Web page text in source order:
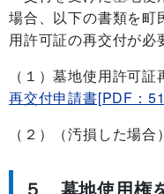
場合、以下の書類を町
用許可証の再交付が必
（１）墓地使用許可
再交付申請書[PDF：
（２）（汚損した場
５ 墓地使用権